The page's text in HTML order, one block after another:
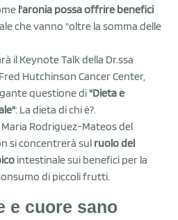
l'aronia possa offrire benefici
che vanno "oltre la somma delle
il Keynote Talk della Dr.ssa
Hutchinson Cancer Center,
questione di"Dieta e
: La dieta di chi è?.
Maria Rodriguez-Mateos del
si concentrerà sul ruolo del
intestinale sui benefici per la
di piccoli frutti.
e cuore sano